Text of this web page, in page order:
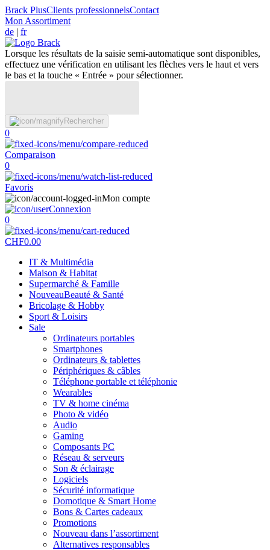
Brack PlusClients professionnelsContact
Mon Assortiment
de | fr
Lorsque les résultats de la saisie semi-automatique sont disponibles,
effectuez une vérification en utilisant les flèches vers le haut et vers
le bas et la touche « Entrée » pour sélectionner.
Rechercher
0
Comparaison
0
Favoris
Mon compte
Connexion
0
CHF0.00
IT & Multimédia
Maison & Habitat
Supermarché & Famille
NouveauBeauté & Santé
Bricolage & Hobby
Sport & Loisirs
Sale
Ordinateurs portables
Smartphones
Ordinateurs & tablettes
Périphériques & câbles
Téléphone portable et téléphonie
Wearables
TV & home cinéma
Photo & vidéo
Audio
Gaming
Composants PC
Réseau & serveurs
Son & éclairage
Logiciels
Sécurité informatique
Domotique & Smart Home
Bons & Cartes cadeaux
Promotions
Nouveau dans l’assortiment
Alternatives responsables